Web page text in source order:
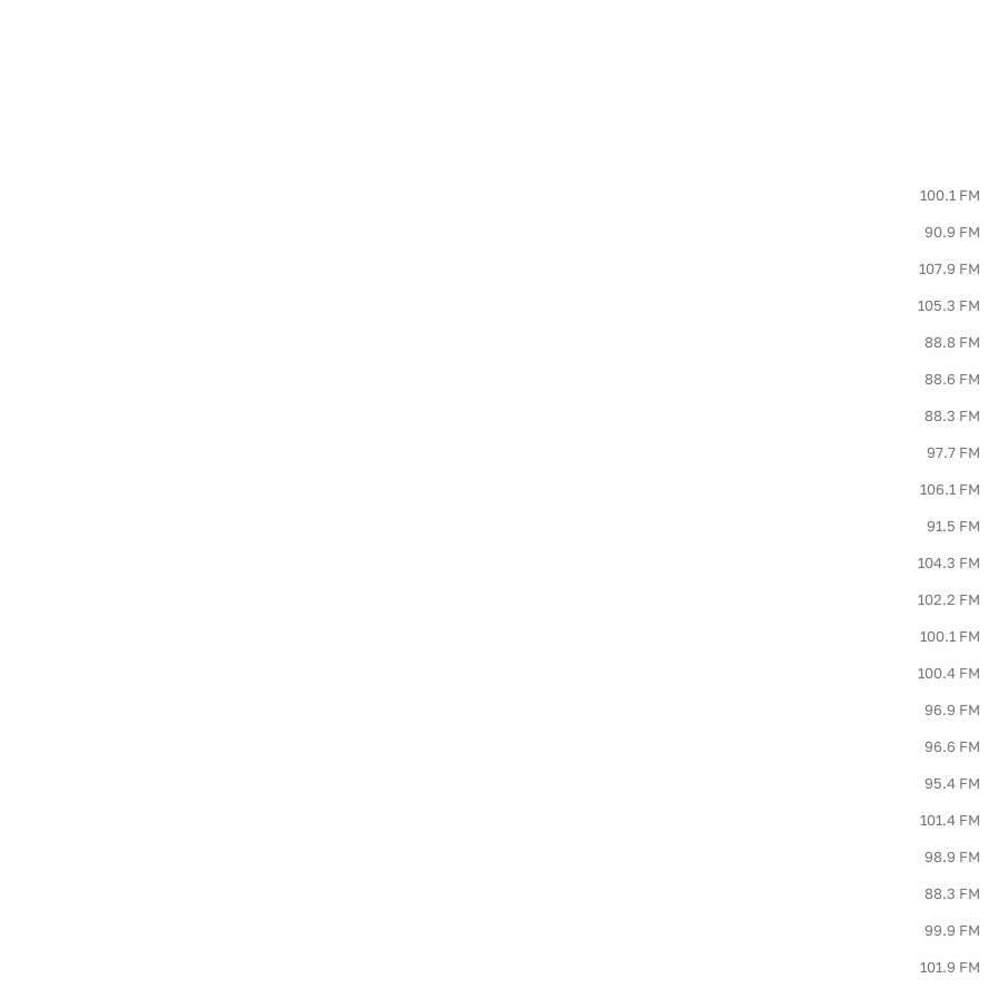
100.1 FM
90.9 FM
107.9 FM
105.3 FM
88.8 FM
88.6 FM
88.3 FM
97.7 FM
106.1 FM
91.5 FM
104.3 FM
102.2 FM
100.1 FM
100.4 FM
96.9 FM
96.6 FM
95.4 FM
101.4 FM
98.9 FM
88.3 FM
99.9 FM
101.9 FM